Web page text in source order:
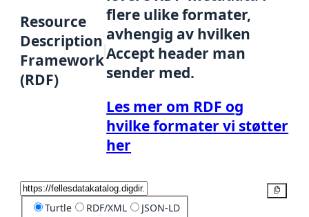
Resource
Description
Framework
(RDF)
flere ulike formater,
avhengig av hvilken
Accept header man
sender med.
Les mer om RDF og
hvilke formater vi støtter
her
Turtle RDF/XML JSON-LD